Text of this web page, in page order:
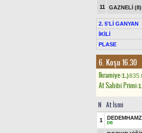
11 GAZNELİ (8)
2. 5'Lİ GANYAN
İKİLİ
PLASE
6. Koşu 16.30
Ikramiye:1.)
At Sahibi Primi:
N At İsmi
1
DB